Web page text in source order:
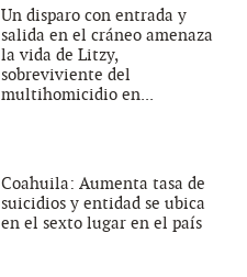
Un disparo con entrada y
salida en el cráneo amenaza
la vida de Litzy,
sobreviviente del
multihomicidio en...
Coahuila: Aumenta tasa de
suicidios y entidad se ubica
en el sexto lugar en el país